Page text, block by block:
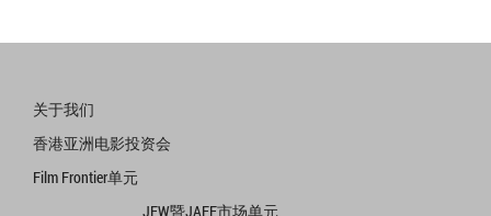
关于我们
香港亚洲电影投资会
Film Frontier单元
JFW暨JAFF市场单元